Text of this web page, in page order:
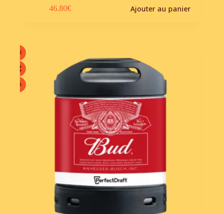
46.80€ Ajouter au panier